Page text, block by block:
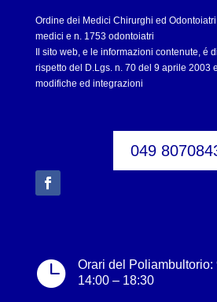
Ordine dei Medici Chirurghi ed
medici e n. 1753 odontoiatri
Il sito web, e le informazioni contenute, é
rispetto del D.Lgs. n. 70 del 9 aprile 2003
modifiche ed integrazioni
049

Orari del Poliambultorio:
14:00 – 18:30